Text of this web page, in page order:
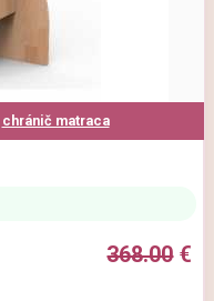
chránič matraca
368.00€